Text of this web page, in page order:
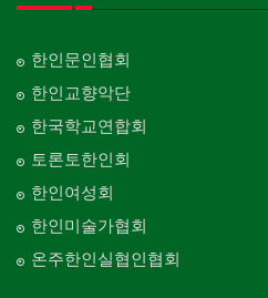
한인문인협회
한인교향악단
한국학교연합회
토론토한인회
한인여성회
한인미술가협회
온주한인실협인협회